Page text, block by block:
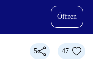
Öffnen
5 47